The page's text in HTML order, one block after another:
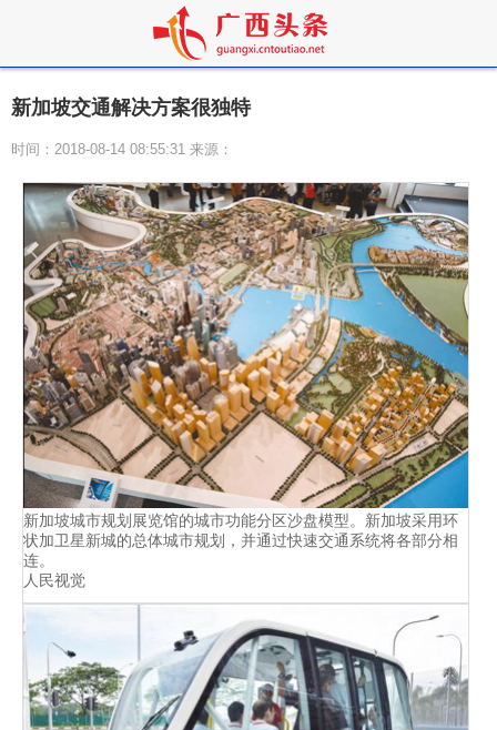
新加坡交通解决方案很独特
时间：2018-08-14 08:55:31 来源：
新加坡城市规划展览馆的城市功能分区沙盘模型。新加坡采用环
状加卫星新城的总体城市规划，并通过快速交通系统将各部分相
连。
人民视觉